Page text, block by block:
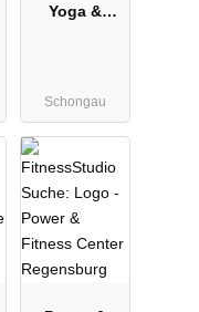
Yoga &
Schongau